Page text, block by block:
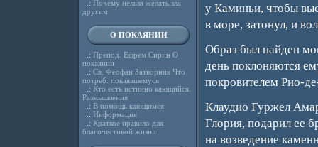
.: Почему нельзя желать зла
другим
О ПОКАЯНИИ
.: Препод. Ефрем Сирин О
покаянии
.: Св. Феофан Затворник Что
потреб. покаявшемуся
.: Кто есть истинно кающийся.
Размышления
.: В помощь кающимся
.: Информация
.: Краткое правило для
благочестивой жизни
у Каминьи, чтобы
в море, затонул, и
Образ был найден
день поклоняются
покровителем Рио-
Клаудио Гуржел
Глория, подарил ее
на возведение